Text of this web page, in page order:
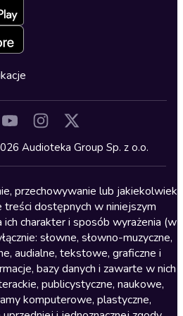
bibliotek
Audioteka Group Sp. z o.o.
przechowywanie lub jakiekolwiek
dostępnych w niniejszym
charakter i sposób wyrażenia (w
słowne, słowno-muzyczne,
audialne, tekstowe, graficzne i
bazy danych i zawarte w nich
publicystyczne, naukowe,
komputerowe, plastyczne,